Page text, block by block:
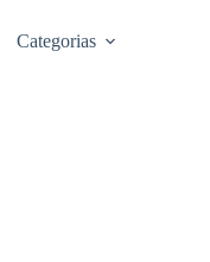
Categorias